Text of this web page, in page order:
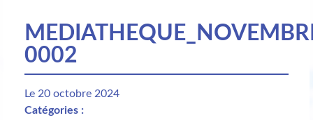
0002
Le 20 octobre 2024
Catégories :